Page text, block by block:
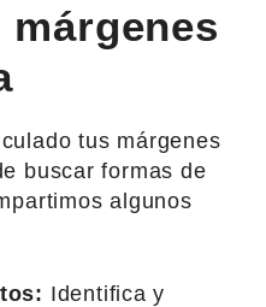
tus márgenes
buscar formas de
algunos
Identifica y